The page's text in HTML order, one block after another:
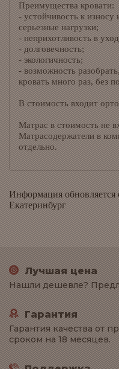
Преимущества кровати:
- устойчивость к
серьезные нагрузки;
- неприхотливость в
- долговечность;
- экологичность;
- возможность
кровать много раз, без
В стоимость входит
Матрас в стоимость не
Матрасодержатели в
отдельно.
Информация обновляется
Екатеринбург
Лучшая цена
Нашли дешевле?
Гарантия
Гарантия качества от
сроком на 18 месяцев.